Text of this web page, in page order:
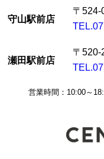
守山駅前店
〒524-
瀬田駅前店
〒520-
営業時間：10:00～